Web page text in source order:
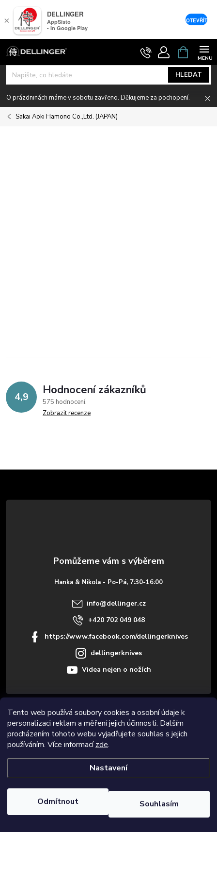
Tento web používá soubory cookies a osobní údaje k
personalizaci reklam a měření jejich účinnosti. Dalším
procházením tohoto webu vyjadřujete souhlas s jejich
používáním. Více informacízde.
Nastavení
Odmítnout Souhlasím
Přejít
na
obsah
HLEDAT
NÁKUPNÍ
KOŠÍK
O prázdninách máme v sobotu zavřeno. Děkujeme za pochopení.
Sakai Aoki Hamono Co.,Ltd. (JAPAN)
4,9 Hodnocení zákazníků
575 hodnocení
Zobrazit recenze
á
Informace pro vás
Novinky
Hanka & Nikola - Po-Pá, 7:30-16:00
info@dellinger.cz
+420 702 049 048
https://www.facebook.com/dellingerknives
dellingerknives
Videa nejen o nožích
Vytvořil Shoptet Premium
nastavení cookies
×
DELLINGER
AppSisto
- In Google Play
OTEVŘÍT